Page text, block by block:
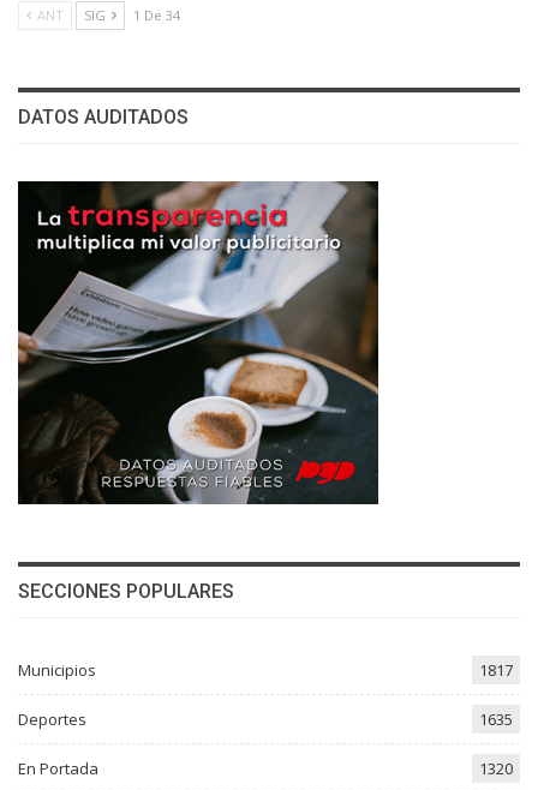
ANT SIG 1 De 34
DATOS AUDITADOS
SECCIONES POPULARES
Municipios 1817
Deportes 1635
En Portada 1320